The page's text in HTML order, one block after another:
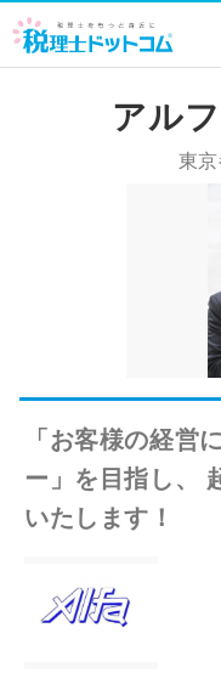
アル
東
「お客様の経営
ー」を目指し、
いたします！